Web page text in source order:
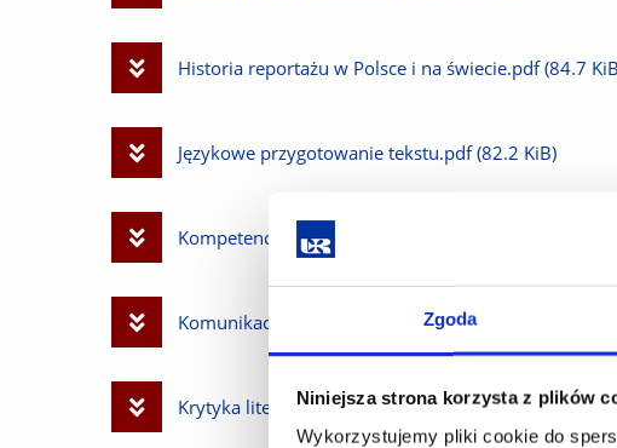
Zgoda
Niniejsza strona korzysta z plików
Wykorzystujemy pliki cookie do
Pobierz
Historia reportażu w Polsce i na świecie.pdf (84.7
Pobierz
Językowe przygotowanie tekstu.pdf (82.2 KiB)
Pobierz
Kompetencje retoryczne w praktyce.pdf
Pobierz
Komunikacja wizualna.pdf (79.6 KiB)
Pobierz
Krytyka literacka. Przedmiot poszerzający wiedzę